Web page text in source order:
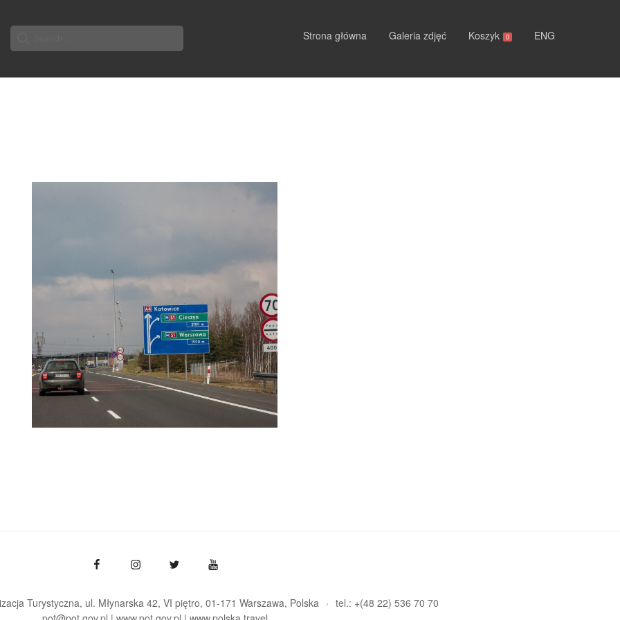
Search
for:
Strona główna Galeria zdjęć Koszyk 0 ENG
Turystyczna, ul. Młynarska 42, VI piętro, 01-171 Warszawa Polska
tel.: +(48 22) 536 70 70